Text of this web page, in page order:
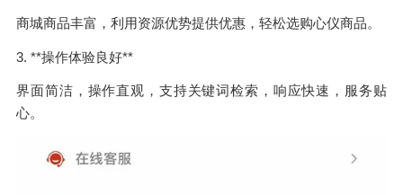
商城商品丰富，利用资源优势提供优惠，轻松选购心仪商品。
3. **操作体验良好**
界面简洁，操作直观，支持关键词检索，响应快速，服务贴
心。